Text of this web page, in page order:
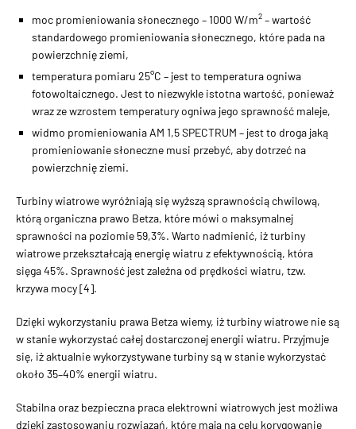
moc promieniowania słonecznego – 1000 W/m2 – wartość
standardowego promieniowania słonecznego, które pada na
powierzchnię ziemi,
temperatura pomiaru 25°C – jest to temperatura ogniwa
fotowoltaicznego. Jest to niezwykle istotna wartość, ponieważ
wraz ze wzrostem temperatury ogniwa jego sprawność maleje,
widmo promieniowania AM 1,5 SPECTRUM – jest to droga jaką
promieniowanie słoneczne musi przebyć, aby dotrzeć na
powierzchnię ziemi.
Turbiny wiatrowe wyróżniają się wyższą sprawnością chwilową,
którą organiczna prawo Betza, które mówi o maksymalnej
sprawności na poziomie 59,3%. Warto nadmienić, iż turbiny
wiatrowe przekształcają energię wiatru z efektywnością, która
sięga 45%. Sprawność jest zależna od prędkości wiatru, tzw.
krzywa mocy [4].
Dzięki wykorzystaniu prawa Betza wiemy, iż turbiny wiatrowe nie są
w stanie wykorzystać całej dostarczonej energii wiatru. Przyjmuje
się, iż aktualnie wykorzystywane turbiny są w stanie wykorzystać
około 35–40% energii wiatru.
Stabilna oraz bezpieczna praca elektrowni wiatrowych jest możliwa
dzięki zastosowaniu rozwiązań, które mają na celu korygowanie